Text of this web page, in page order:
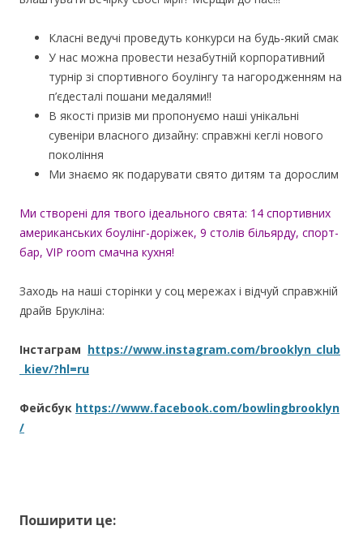
Класні ведучі проведуть конкурси на будь-який смак
У нас можна провести незабутній корпоративний
турнір зі спортивного боулінгу та нагородженням на
п’єдесталі пошани медалями!!
В якості призів ми пропонуємо наші унікальні
сувеніри власного дизайну: справжні кеглі нового
покоління
Ми знаємо як подарувати свято дитям та дорослим
Ми створені для твого ідеального свята: 14 спортивних
американських боулінг-доріжек, 9 столів більярду, спорт-
бар, VIP room смачна кухня!
Заходь на наші сторінки у соц мережах і відчуй справжній
драйв Брукліна:
Інстаграм https://www.instagram.com/brooklyn_club
_kiev/?hl=ru
Фейсбук https://www.facebook.com/bowlingbrooklyn
/
Поширити це: